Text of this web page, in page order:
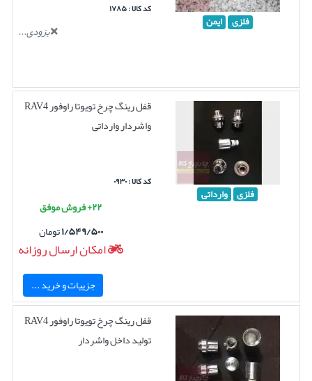
فلزی ایمن
کد کالا : ۱۷۸۵
بزودی...
فلزی وارداتی
قفل رینگ چرخ تویوتا راوفور RAV4
واشردار وارداتی
کد کالا : ۰۹۳۰
۲۲+ فروش موفق
۱/۵۴۹/۵۰۰تومان
امکان ارسال روزانه
جزییات و خرید ...
قفل رینگ چرخ تویوتا راوفور RAV4
تولید داخل واشردار